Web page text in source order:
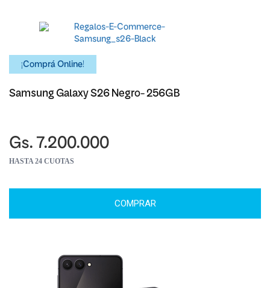
¡Comprá Online!
Samsung Galaxy S26 Negro- 256GB
Gs. 7.200.000
HASTA 24 CUOTAS
COMPRAR